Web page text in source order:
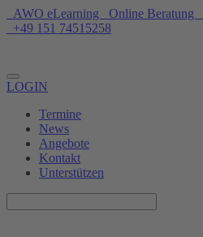
AWO eLearning Online Beratung
+49 151 74515258
LOGIN
Termine
News
Angebote
Kontakt
Unterstützen